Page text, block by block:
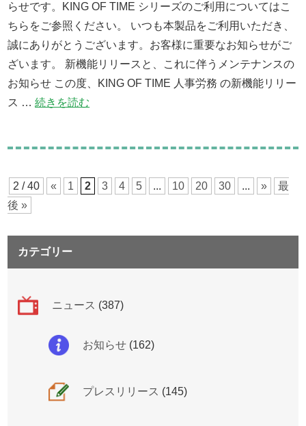
らせです。KING OF TIME シリーズのご利用についてはこ
ちらをご参照ください。 いつも本製品をご利用いただき、
誠にありがとうございます。お客様に重要なお知らせがご
ざいます。 新機能リリースと、これに伴うメンテナンスの
お知らせ この度、KING OF TIME 人事労務 の新機能リリー
ス …続きを読む
2 / 40 « 1 2 3 4 5 ... 10 20 30 ... »
最
後 »
カテゴリー
ニュース (387)
お知らせ (162)
プレスリリース (145)